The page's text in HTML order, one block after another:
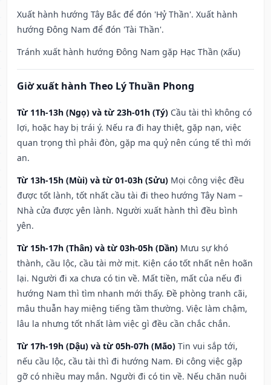
Xuất hành hướng Tây Bắc để đón 'Hỷ Thần'. Xuất hành
hướng Đông Nam để đón 'Tài Thần'.
Tránh xuất hành hướng Đông Nam gặp Hạc Thần (xấu)
Giờ xuất hành Theo Lý Thuần Phong
Từ 11h-13h (Ngọ) và từ 23h-01h (Tý) Cầu tài thì không có
lợi, hoặc hay bị trái ý. Nếu ra đi hay thiệt, gặp nạn, việc
quan trọng thì phải đòn, gặp ma quỷ nên cúng tế thì mới
an.
Từ 13h-15h (Mùi) và từ 01-03h (Sửu) Mọi công việc đều
được tốt lành, tốt nhất cầu tài đi theo hướng Tây Nam –
Nhà cửa được yên lành. Người xuất hành thì đều bình
yên.
Từ 15h-17h (Thân) và từ 03h-05h (Dần) Mưu sự khó
thành, cầu lộc, cầu tài mờ mịt. Kiện cáo tốt nhất nên hoãn
lại. Người đi xa chưa có tin về. Mất tiền, mất của nếu đi
hướng Nam thì tìm nhanh mới thấy. Đề phòng tranh cãi,
mâu thuẫn hay miệng tiếng tầm thường. Việc làm chậm,
lâu la nhưng tốt nhất làm việc gì đều cần chắc chắn.
Từ 17h-19h (Dậu) và từ 05h-07h (Mão) Tin vui sắp tới,
nếu cầu lộc, cầu tài thì đi hướng Nam. Đi công việc gặp
gỡ có nhiều may mắn. Người đi có tin về. Nếu chăn nuôi